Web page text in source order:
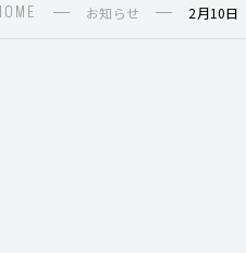
お知らせ